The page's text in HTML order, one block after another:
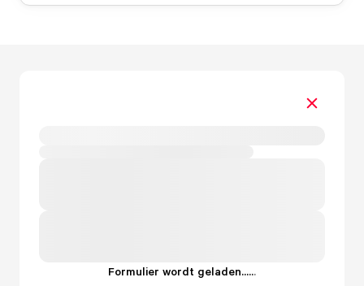
Formulier wordt geladen......